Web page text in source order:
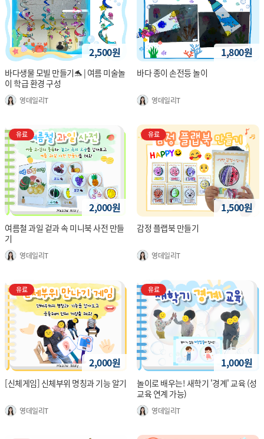
2,500원
바다생물 모빌 만들기🐬 | 여름 미술놀
이 학급 환경 구성
영데일리T
1,800원
바다 종이 손전등 놀이
영데일리T
유료
2,000원
여름철 과일 겉과 속 미니북 사전 만들
기
영데일리T
유료
1,500원
감정 플랩북 만들기
영데일리T
유료
2,000원
[신체게임] 신체부위 명칭과 기능 알기
영데일리T
유료
1,000원
놀이로 배우는! 새학기 '경계' 교육 (성
교육 연계 가능)
영데일리T